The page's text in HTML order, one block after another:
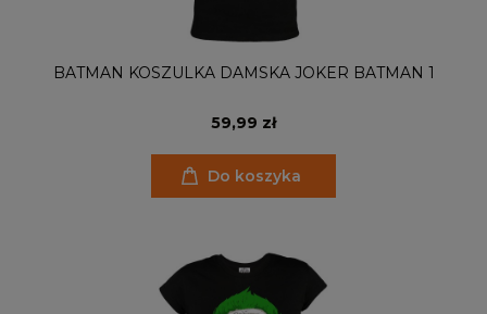
BATMAN KOSZULKA DAMSKA JOKER BATMAN 1
59,99 zł
Do koszyka